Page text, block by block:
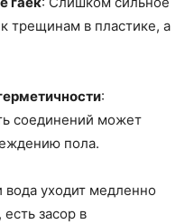
трещинам в пластике, а
:
соединений может
пола.
вода уходит медленно
засор в